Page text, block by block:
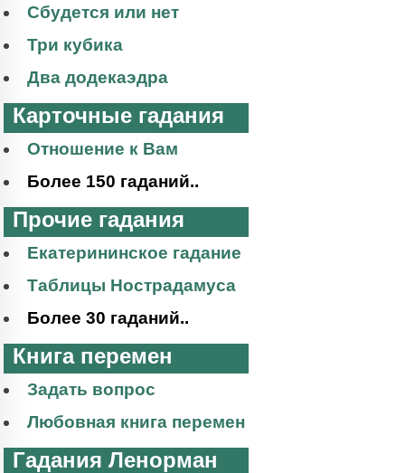
Сбудется или нет
Три кубика
Два додекаэдра
Карточные гадания
Отношение к Вам
Более 150 гаданий..
Прочие гадания
Екатерининское гадание
Таблицы Нострадамуса
Более 30 гаданий..
Книга перемен
Задать вопрос
Любовная книга перемен
Гадания Ленорман